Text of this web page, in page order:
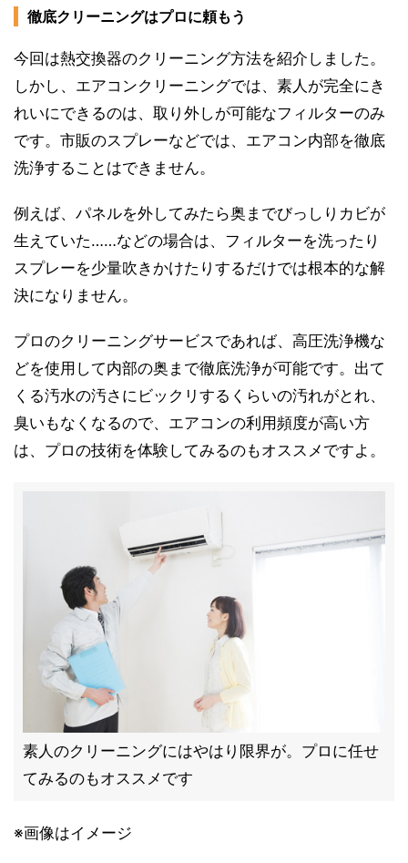
徹底クリーニングはプロに頼もう
今回は熱交換器のクリーニング方法を紹介しました。
しかし、エアコンクリーニングでは、素人が完全にき
れいにできるのは、取り外しが可能なフィルターのみ
です。市販のスプレーなどでは、エアコン内部を徹底
洗浄することはできません。
例えば、パネルを外してみたら奥までびっしりカビが
生えていた……などの場合は、フィルターを洗ったり
スプレーを少量吹きかけたりするだけでは根本的な解
決になりません。
プロのクリーニングサービスであれば、高圧洗浄機な
どを使用して内部の奥まで徹底洗浄が可能です。出て
くる汚水の汚さにビックリするくらいの汚れがとれ、
臭いもなくなるので、エアコンの利用頻度が高い方
は、プロの技術を体験してみるのもオススメですよ。
素人のクリーニングにはやはり限界が。プロに任せ
てみるのもオススメです
※画像はイメージ